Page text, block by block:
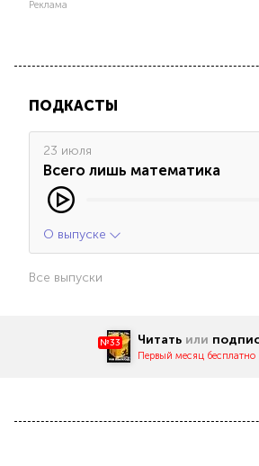
Реклама
ПОДКАСТЫ
23 июля
Всего лишь математика
О выпуске
Все выпуски
№33 Читать или
Первый месяц бесплатно